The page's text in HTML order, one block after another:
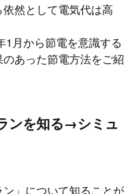
然として電気代は高
1月から節電を意識する
あった節電方法をご紹
ンを知る→シミュ
」について知ることが